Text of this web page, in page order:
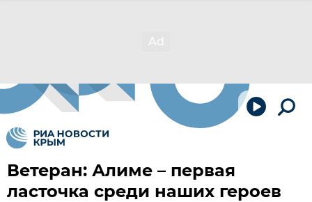
Ветеран: Алиме – первая
ласточка среди наших героев